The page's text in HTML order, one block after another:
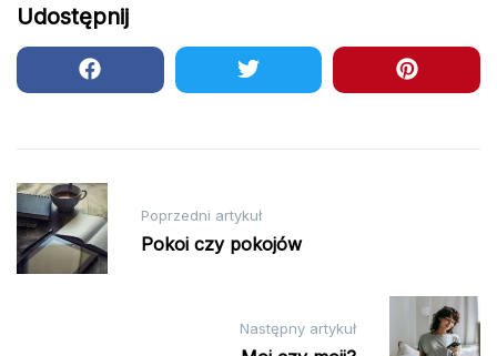
Udostępnij
Nawigacja
wpisu
Poprzedni artykuł
Pokoi czy pokojów
Następny artykuł